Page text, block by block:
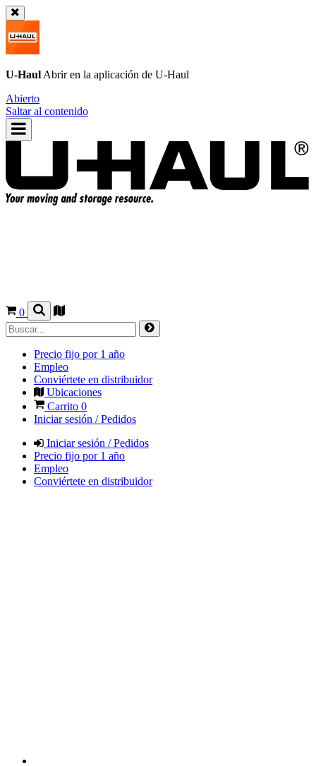
U-Haul Abrir en la aplicación de U-Haul
Abierto
Saltar al contenido
0
Precio fijo por 1 año
Empleo
Conviértete en distribuidor
Ubicaciones
Carrito 0
Iniciar sesión / Pedidos
Iniciar sesión / Pedidos
Precio fijo por 1 año
Empleo
Conviértete en distribuidor